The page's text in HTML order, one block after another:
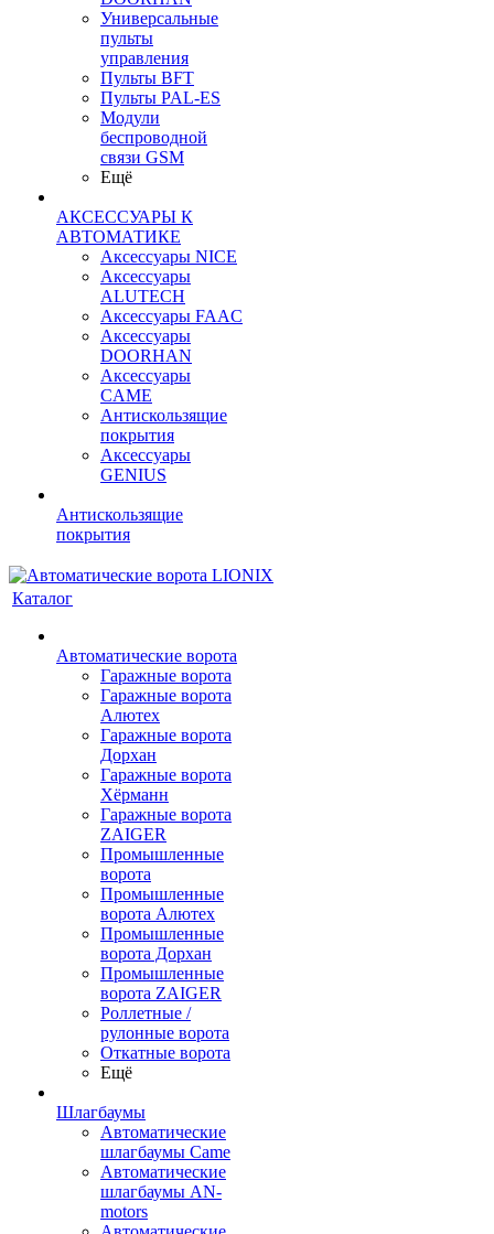
Универсальные
пульты
управления
Пульты BFT
Пульты PAL-ES
Модули
беспроводной
связи GSM
Ещё
АКСЕССУАРЫ К
АВТОМАТИКЕ
Аксессуары NICE
Аксессуары
ALUTECH
Аксессуары FAAC
Аксессуары
DOORHAN
Аксессуары
CAME
Антискользящие
покрытия
Аксессуары
GENIUS
Антискользящие
покрытия
Каталог
Автоматические ворота
Гаражные ворота
Гаражные ворота
Алютех
Гаражные ворота
Дорхан
Гаражные ворота
Хёрманн
Гаражные ворота
ZAIGER
Промышленные
ворота
Промышленные
ворота Алютех
Промышленные
ворота Дорхан
Промышленные
ворота ZAIGER
Роллетные /
рулонные ворота
Откатные ворота
Ещё
Шлагбаумы
Автоматические
шлагбаумы Came
Автоматические
шлагбаумы AN-
motors